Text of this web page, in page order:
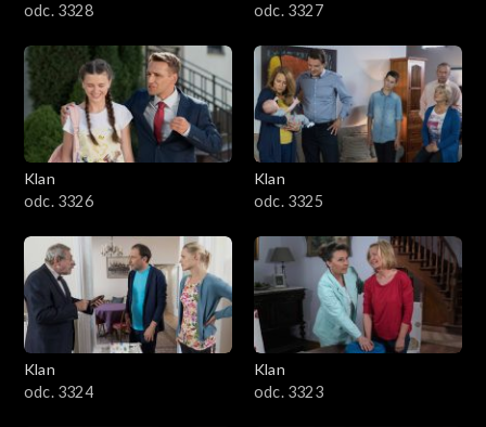
odc. 3328
odc. 3327
Klan
odc. 3326
Klan
odc. 3325
Klan
odc. 3324
Klan
odc. 3323